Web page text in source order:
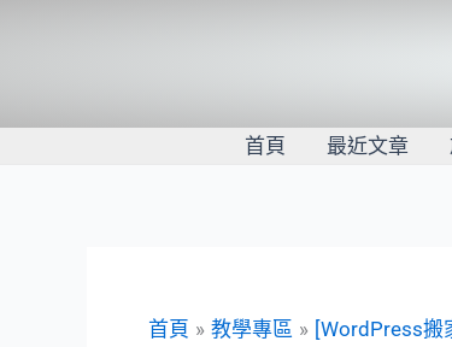
首頁 最近文章
首頁 教學專區 [WordPress搬